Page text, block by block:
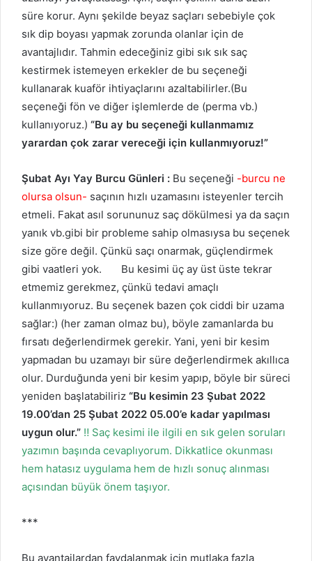
süre korur. Aynı şekilde beyaz saçları sebebiyle çok
sık dip boyası yapmak zorunda olanlar için de
avantajlıdır. Tahmin edeceğiniz gibi sık sık saç
kestirmek istemeyen erkekler de bu seçeneği
kullanarak kuaför ihtiyaçlarını azaltabilirler.(Bu
seçeneği fön ve diğer işlemlerde de (perma vb.)
kullanıyoruz.) “Bu ay bu seçeneği kullanmamız
yarardan çok zarar vereceği için kullanmıyoruz!”
Şubat Ayı Yay Burcu Günleri : Bu seçeneği -burcu ne
olursa olsun- saçının hızlı uzamasını isteyenler tercih
etmeli. Fakat asıl sorununuz saç dökülmesi ya da saçın
yanık vb.gibi bir probleme sahip olmasıysa bu seçenek
size göre değil. Çünkü saçı onarmak, güçlendirmek
gibi vaatleri yok. Bu kesimi üç ay üst üste tekrar
etmemiz gerekmez, çünkü tedavi amaçlı
kullanmıyoruz. Bu seçenek bazen çok ciddi bir uzama
sağlar:) (her zaman olmaz bu), böyle zamanlarda bu
fırsatı değerlendirmek gerekir. Yani, yeni bir kesim
yapmadan bu uzamayı bir süre değerlendirmek akıllıca
olur. Durduğunda yeni bir kesim yapıp, böyle bir süreci
yeniden başlatabiliriz “Bu kesimin 23 Şubat 2022
19.00’dan 25 Şubat 2022 05.00’e kadar yapılması
uygun olur.” ‼️ Saç kesimi ile ilgili en sık gelen soruları
yazımın başında cevaplıyorum. Dikkatlice okunması
hem hatasız uygulama hem de hızlı sonuç alınması
açısından büyük önem taşıyor.
***
Bu avantajlardan faydalanmak için mutlaka fazla